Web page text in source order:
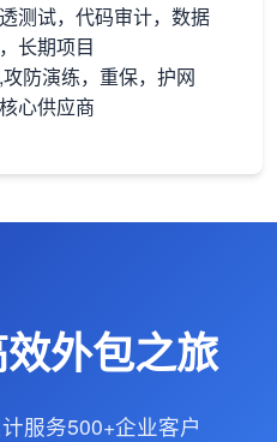
测试，代码审计，数据
长期项目
防演练，重保，护网
心供应商
外包之旅
服务500+企业客户